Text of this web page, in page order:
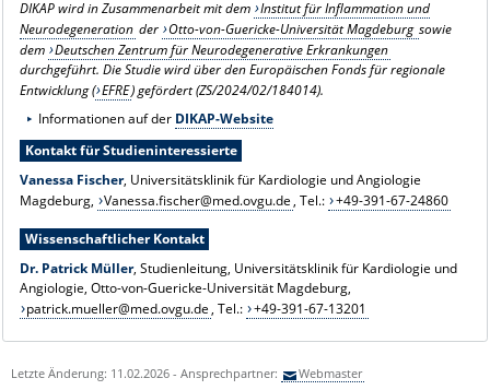
DIKAP wird in Zusammenarbeit mit dem Institut für Inflammation und
Neurodegeneration der Otto-von-Guericke-Universität Magdeburg sowie
dem Deutschen Zentrum für Neurodegenerative Erkrankungen
durchgeführt. Die Studie wird über den Europäischen Fonds für regionale
Entwicklung ( EFRE) gefördert (ZS/2024/02/184014).
Informationen auf der DIKAP-Website
Kontakt für Studieninteressierte
Vanessa Fischer, Universitätsklinik für Kardiologie und Angiologie
Magdeburg,
Vanessa.fischer@med.ovgu.de, Tel.: +49-391-67-24860
Wissenschaftlicher Kontakt
Dr. Patrick Müller, Studienleitung, Universitätsklinik für Kardiologie und
Angiologie, Otto-von-Guericke-Universität Magdeburg,
patrick.mueller@med.ovgu.de, Tel.: +49-391-67-13201
Letzte Änderung: 11.02.2026 - Ansprechpartner: Webmaster